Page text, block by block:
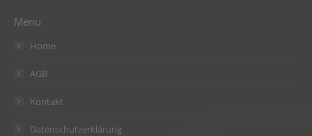
Menu
Home
AGB
Kontakt
Datenschutzerklärung